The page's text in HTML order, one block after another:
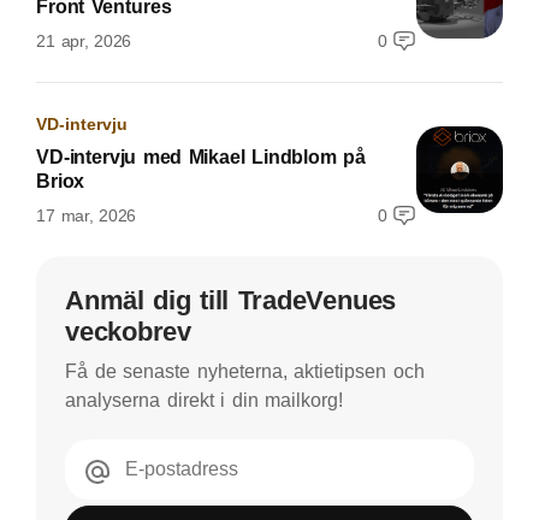
Front Ventures
21 apr, 2026 0
VD-intervju
VD-intervju med Mikael Lindblom på
Briox
17 mar, 2026 0
Anmäl dig till TradeVenues
veckobrev
Få de senaste nyheterna, aktietipsen och
analyserna direkt i din mailkorg!
E-postadress